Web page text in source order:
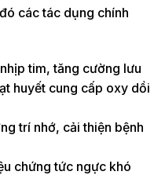
các tác dụng chính
tim, tăng cường lưu
huyết cung cấp oxy dồi
trí nhớ, cải thiện bệnh
chứng tức ngực khó